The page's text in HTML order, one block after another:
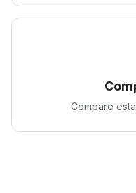
Compare